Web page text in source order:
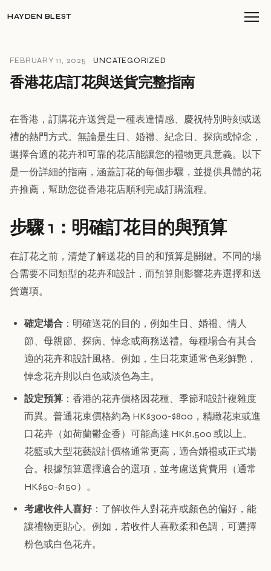
HAYDEN BLEST
FEBRUARY 11, 2025 ·UNCATEGORIZED
香港花店訂花與送貨完整指南
在香港，訂購花卉送貨是一種表達情感、慶祝特別時刻或送
禮的熱門方式。無論是生日、婚禮、紀念日、探病或悼念，
選擇合適的花卉和可靠的花店能讓您的禮物更具意義。以下
是一份詳細的指南，涵蓋訂花的每個步驟，並提供具體的花
卉推薦，幫助您從香港花店順利完成訂購流程。
步驟 1：明確訂花目的與預算
在訂花之前，清楚了解送花的目的和預算是關鍵。不同的場
合需要不同類型的花卉和設計，而預算則影響花卉選擇和送
貨選項。
確定場合 ：明確送花的目的，例如生日、婚禮、情人
節、母親節、探病、悼念或商務送禮。每種場合有其合
適的花卉和設計風格。例如，生日花束通常色彩鮮艷，
悼念花卉則以白色或淡色為主。
設定預算 ：香港的花卉價格因花種、季節和設計複雜度
而異。普通花束價格約為 HK$300-$800，精緻花束或進
口花卉（如荷蘭鬱金香）可能高達 HK$1,500 或以上。
花籃或大型花藝設計價格通常更高，適合婚禮或正式場
合。根據預算選擇適合的選項，並考慮送貨費用（通常
HK$50-$150）。
考慮收件人喜好：了解收件人對花卉或顏色的偏好，能
讓禮物更貼心。例如，若收件人喜歡柔和色調，可選擇
粉色或白色花卉。